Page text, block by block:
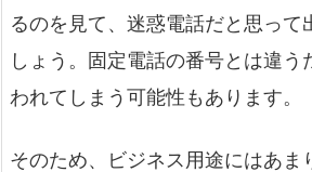
るのを見て、迷惑電話だと思って
しょう。固定電話の番号とは違う
われてしまう可能性もあります。
そのため、ビジネス用途にはあま